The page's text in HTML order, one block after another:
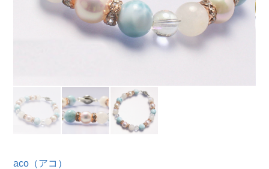
aco（アコ）